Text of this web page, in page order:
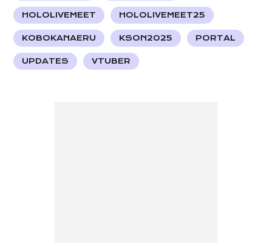
HOLOLIVEMEET HOLOLIVEMEET25
KOBOKANAERU KSON2025 PORTAL
UPDATES VTUBER